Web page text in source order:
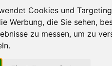
Cookies und
Werbung, die Sie sehen,
zu messen, um zu
Einsendeaufgabe 19 mit
ist meine Lösung zum
stelle diese für euch als
Abschreiben ist